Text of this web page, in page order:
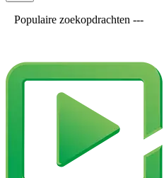
Populaire zoekopdrachten ---